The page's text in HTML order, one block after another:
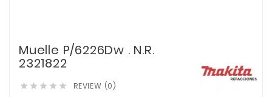
Muelle P/6226Dw . N.R.
2321822
     REVIEW (0)